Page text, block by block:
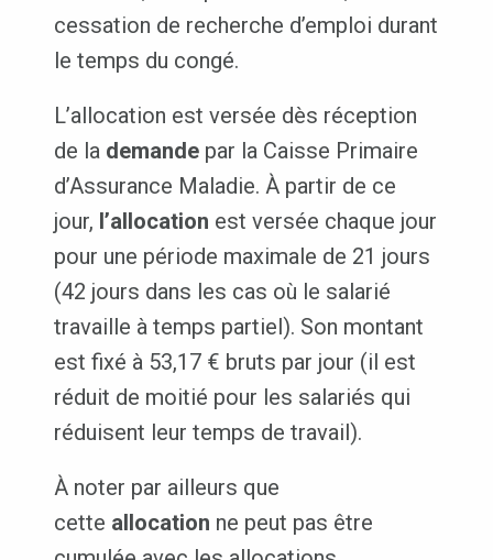
cessation de recherche d’emploi durant
le temps du congé.
L’allocation est versée dès réception
de la demandepar la Caisse Primaire
d’Assurance Maladie. À partir de ce
jour, l’allocation est versée chaque jour
pour une période maximale de 21 jours
(42 jours dans les cas où le salarié
travaille à temps partiel). Son montant
est fixé à 53,17 € bruts par jour (il est
réduit de moitié pour les salariés qui
réduisent leur temps de travail).
À noter par ailleurs que
cette allocation ne peut pas être